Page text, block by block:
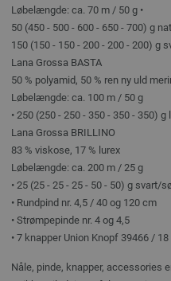
Løbelængde: ca. 70 m / 50 g •
50 (450 - 500 - 600 - 650 - 700) g
150 (150 - 150 - 200 - 200 - 200) g
Lana Grossa BASTA
50 % polyamid, 50 % ren ny uld
Løbelængde: ca. 100 m / 50 g
• 250 (250 - 250 - 350 - 350 - 350)
Lana Grossa BRILLINO
83 % viskose, 17 % lurex
Løbelængde: ca. 200 m / 25 g
• 25 (25 - 25 - 25 - 50 - 50) g svart/
• Rundpind nr. 4,5 / 40 og 120 cm
• Strømpepinde nr. 4 og 4,5
• 7 knapper Union Knopf 39466 /
Nåle, pinde, knapper, accessories